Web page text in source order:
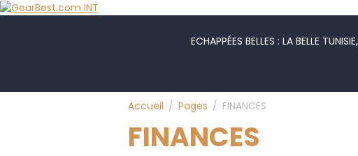
ECHAPPÉES BELLES : LA BELLE
Accueil Pages FINANCES
FINANCES